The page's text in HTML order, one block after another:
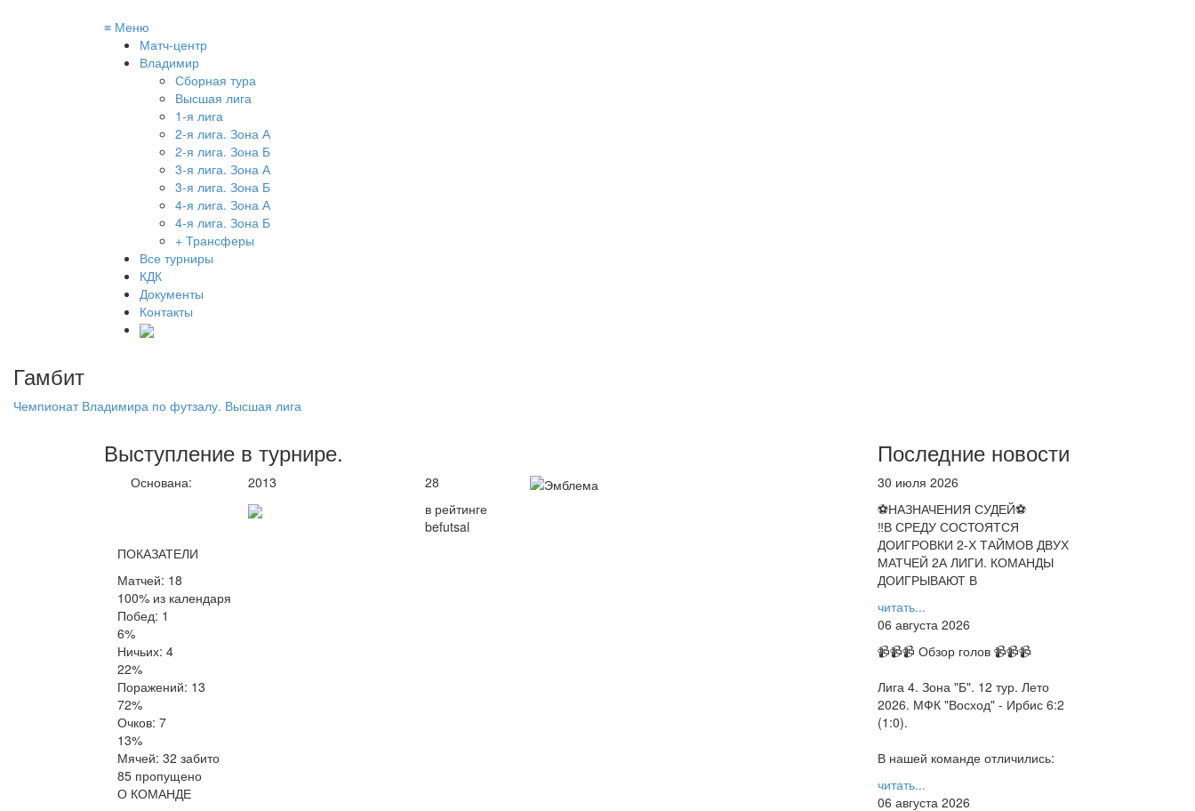
≡ Меню
Матч-центр
Владимир
Сборная тура
Высшая лига
1-я лига
2-я лига. Зона А
2-я лига. Зона Б
3-я лига. Зона А
3-я лига. Зона Б
4-я лига. Зона А
4-я лига. Зона Б
+ Трансферы
Все турниры
КДК
Документы
Контакты
Гамбит
Чемпионат Владимира по футзалу. Высшая лига
Выступление в турнире.
Основана: 2013
28
в рейтинге
befutsal
ПОКАЗАТЕЛИ
Матчей: 18
100% из календаря
Побед: 1
6%
Ничьих: 4
22%
Поражений: 13
72%
Очков: 7
13%
Мячей: 32 забито
85 пропущено
О КОМАНДЕ
Последние новости
30 июля 2026
⚽НАЗНАЧЕНИЯ СУДЕЙ⚽
‼В СРЕДУ СОСТОЯТСЯ
ДОИГРОВКИ 2-Х ТАЙМОВ ДВУХ
МАТЧЕЙ 2А ЛИГИ. КОМАНДЫ
ДОИГРЫВАЮТ В
читать...
06 августа 2026
📹📹📹 Обзор голов 📹📹📹
Лига 4. Зона "Б". 12 тур. Лето
2026. МФК "Восход" - Ирбис 6:2
(1:0).
В нашей команде отличились:
читать...
06 августа 2026